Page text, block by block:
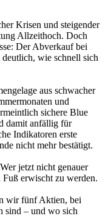
Krisen und steigender
Allzeithoch. Doch
Der Abverkauf bei
wie schnell sich
aus schwacher
und
sichere Blue
damit anfällig für
Indikatoren erste
nicht mehr bestätigt.
jetzt nicht genauer
erwischt zu werden.
wir fünf Aktien, bei
sind – und wo sich